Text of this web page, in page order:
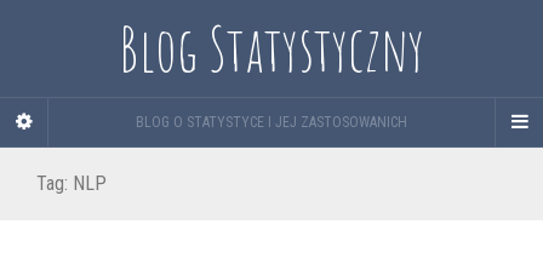
Blog Statystyczny
BLOG O STATYSTYCE I JEJ ZASTOSOWANICH
Tag: NLP